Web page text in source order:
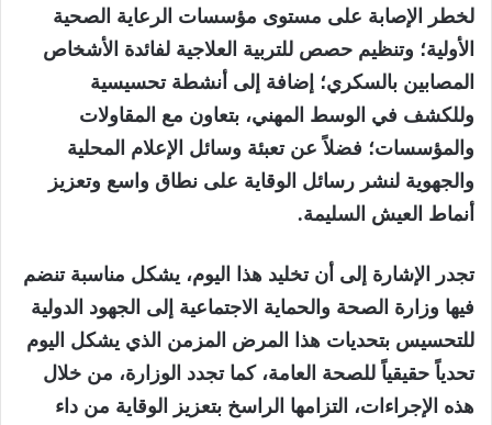
لخطر الإصابة على مستوى مؤسسات الرعاية الصحية
الأولية؛ وتنظيم حصص للتربية العلاجية لفائدة الأشخاص
المصابين بالسكري؛ إضافة إلى أنشطة تحسيسية
وللكشف في الوسط المهني، بتعاون مع المقاولات
والمؤسسات؛ فضلاً عن تعبئة وسائل الإعلام المحلية
والجهوية لنشر رسائل الوقاية على نطاق واسع وتعزيز
أنماط العيش السليمة.
تجدر الإشارة إلى أن تخليد هذا اليوم، يشكل مناسبة تنضم
فيها وزارة الصحة والحماية الاجتماعية إلى الجهود الدولية
للتحسيس بتحديات هذا المرض المزمن الذي يشكل اليوم
تحدياً حقيقياً للصحة العامة، كما تجدد الوزارة، من خلال
هذه الإجراءات، التزامها الراسخ بتعزيز الوقاية من داء